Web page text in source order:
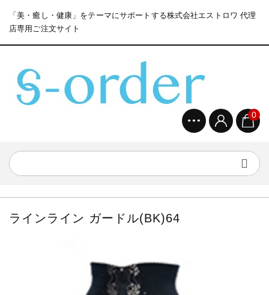
「美・癒し・健康」をテーマにサポートする株式会社エストロワ 代理
店専用ご注文サイト
0
ラインライン ガードル(BK)64